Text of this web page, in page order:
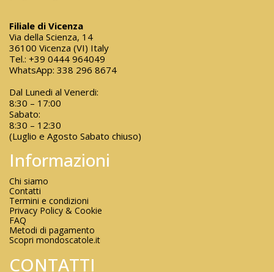
Filiale di Vicenza
Via della Scienza, 14
36100 Vicenza (VI) Italy
Tel.: +39 0444 964049
WhatsApp: 338 296 8674
Dal Lunedi al Venerdi:
8:30 – 17:00
Sabato:
8:30 – 12:30
(Luglio e Agosto Sabato chiuso)
Informazioni
Chi siamo
Contatti
Termini e condizioni
Privacy Policy & Cookie
FAQ
Metodi di pagamento
Scopri mondoscatole.it
CONTATTI